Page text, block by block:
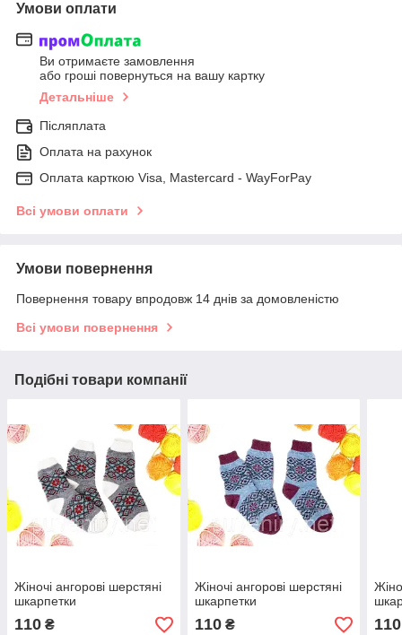
Умови оплати
Ви отримаєте замовлення
або гроші повернуться на вашу картку
Детальніше
Післяплата
Оплата на рахунок
Оплата карткою Visa, Mastercard - WayForPay
Всі умови оплати
Умови повернення
Повернення товару впродовж 14 днів за домовленістю
Всі умови повернення
Подібні товари компанії
Жіночі ангорові шерстяні
шкарпетки
110 ₴
Жіночі ангорові шерстяні
шкарпетки
110₴ 110